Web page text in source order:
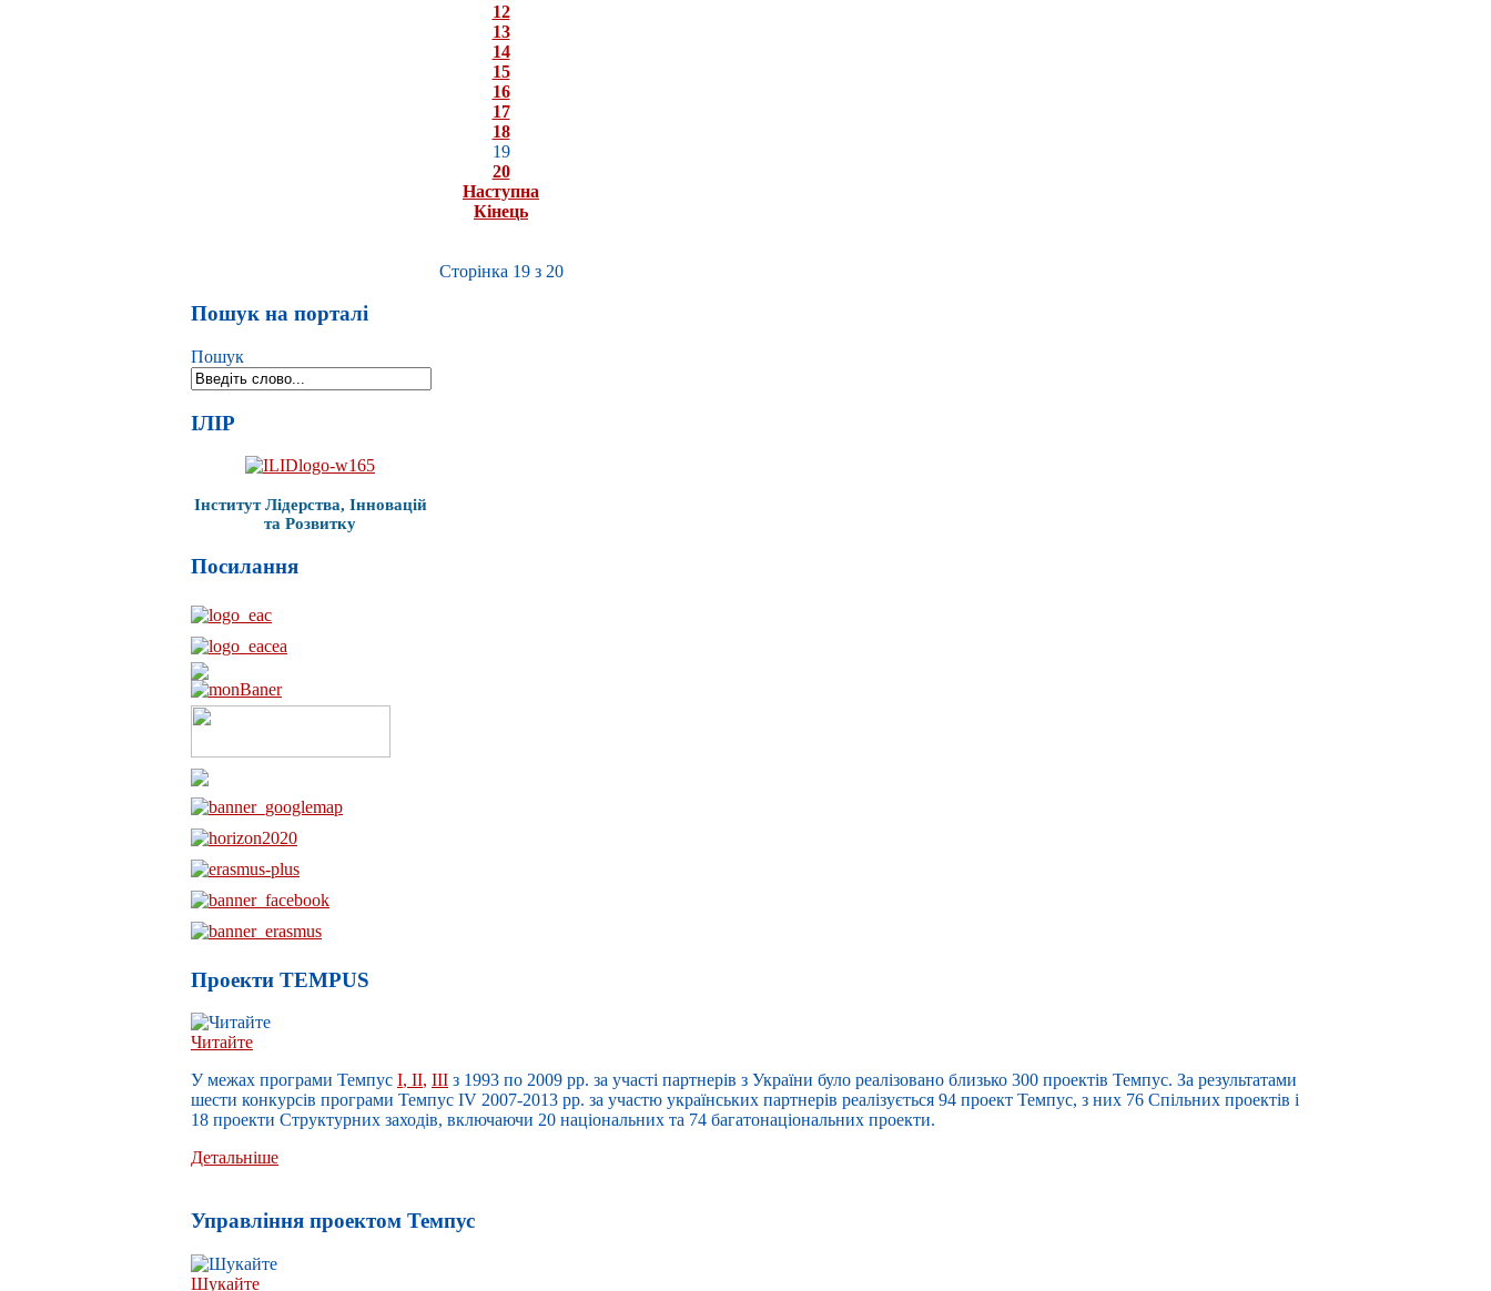
12
13
14
15
16
17
18
19
20
Наступна
Кінець
Сторінка 19 з 20
Пошук на порталі
Пошук
ІЛІР
Інститут Лідерства, Інновацій
та Розвитку
Посилання
Проекти TEMPUS
Читайте
У межах програми Темпус I, II, III з 1993 по 2009 рр. за участі партнерів з України було реалізовано близько 300 проектів Темпус. За результатами
шести конкурсів програми Темпус IV 2007-2013 рр. за участю українських партнерів реалізується 94 проект Темпус, з них 76 Спільних проектів і
18 проекти Структурних заходів, включаючи 20 національних та 74 багатонаціональних проекти.
Детальніше
Управлiння проектом Темпус
Шукайте